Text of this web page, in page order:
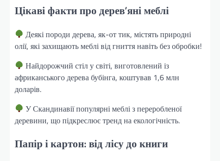
Цікаві факти про дерев’яні меблі
Деякі породи дерева, як-от тик, містять природні
олії, які захищають меблі від гниття навіть без обробки!
Найдорожчий стіл у світі, виготовлений із
африканського дерева бубінга, коштував 1,6 млн
доларів.
У Скандинавії популярні меблі з переробленої
деревини, що підкреслює тренд на екологічність.
Папір і картон: від лісу до книги